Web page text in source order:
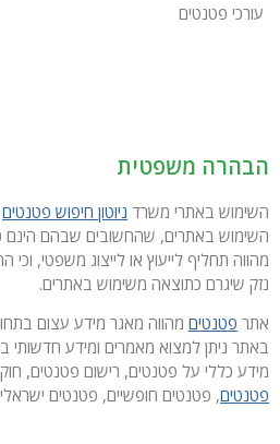
עורכי פטנטים
הבהרה משפטית
השימוש באתרי משרד ניוטון חיפוש פטנטים
השימוש באתרים, שהחשובים שבהם הינם
מהווה תחליף לייעוץ או לייצוג משפטי,
נזק שיגרם כתוצאה משימוש באתרים.
אתר פטנטים מהווה מאגר מידע עצום
באתר ניתן למצוא מאמרים ומידע חדשותי
מידע כללי על פטנטים, רישום פטנטים,
פטנטים, פטנטים חופשיים, פטנטים